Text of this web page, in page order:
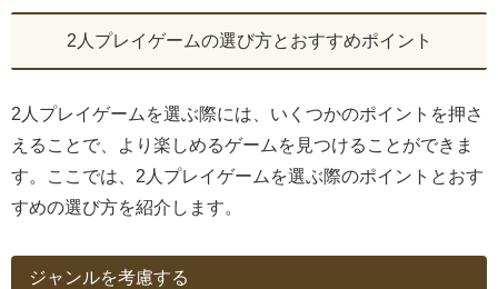
2人プレイゲームの選び方とおすすめポイント
2人プレイゲームを選ぶ際には、いくつかのポイントを押さ
えることで、より楽しめるゲームを見つけることができま
す。ここでは、2人プレイゲームを選ぶ際のポイントとおす
すめの選び方を紹介します。
ジャンルを考慮する